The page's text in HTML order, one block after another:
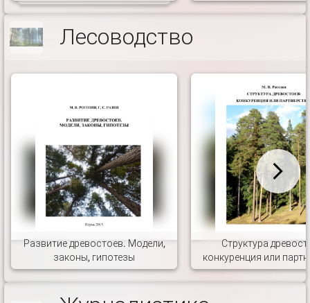
Лесоводство
Развитие древостоев. Модели,
законы, гипотезы
Структура
конкуренция или